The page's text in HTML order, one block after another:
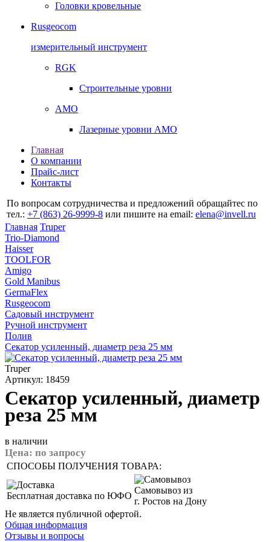
Головки кровельные
Rusgeocom
измерительный инструмент
RGK
Строительные уровни
AMO
Лазерные уровни AMO
Главная
О компании
Прайс-лист
Контакты
По вопросам сотрудничества и предложений обращайтес по
тел.: +7 (863) 26‐9999‐8 или пишите на email: elena@invell.ru
Главная Truper
Trio-Diamond
Haisser
TOOLFOR
Amigo
Gold Manibus
GermaFlex
Rusgeocom
Садовый инструмент
Ручной инструмент
Полив
Секатор усиленный, диаметр реза 25 мм
Truper
Артикул: 18459
Секатор усиленный, диаметр
реза 25 мм
в наличии
Цена: по запросу
СПОСОБЫ ПОЛУЧЕНИЯ ТОВАРА:
Бесплатная доставка по ЮФО
Самовывоз из
г. Ростов на Дону
Не является публичной офертой.
Общая информация
Отзывы и вопросы